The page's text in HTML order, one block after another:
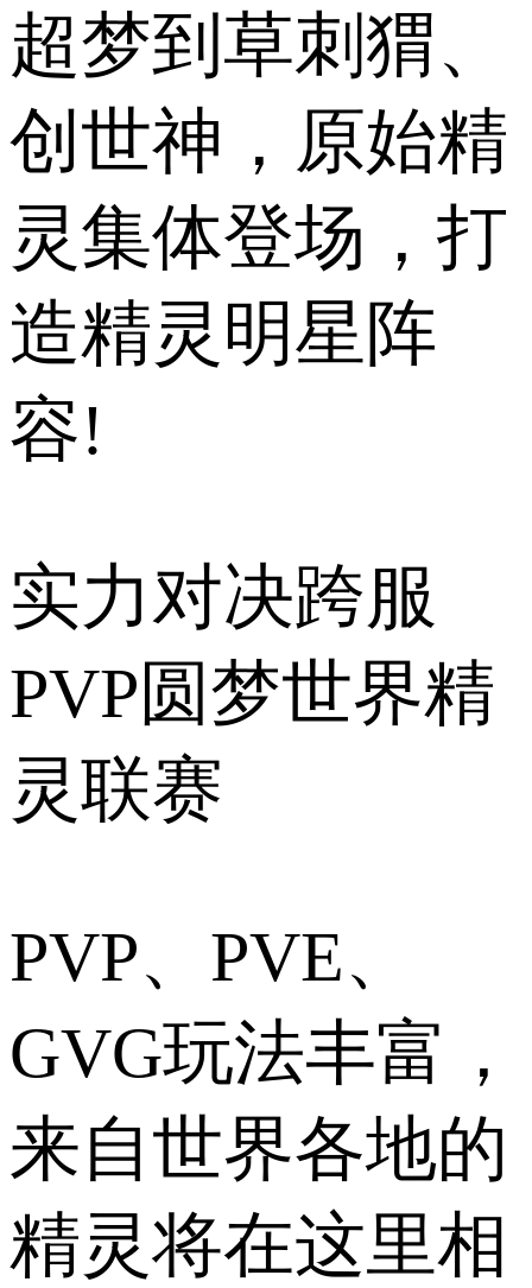
超梦到草刺猬、
创世神，原始精
灵集体登场，打
造精灵明星阵
容!
实力对决跨服
PVP圆梦世界精
灵联赛
PVP、PVE、
GVG玩法丰富，
来自世界各地的
精灵将在这里相